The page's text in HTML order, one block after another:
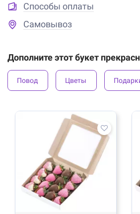
Способы оплаты
Самовывоз
Дополните этот букет
Повод Цветы